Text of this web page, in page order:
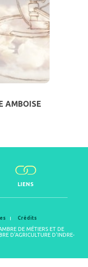
AMBOISE
LIENS
Crédits
DE MÉTIERS ET DE
D'AGRICULTURE D'INDRE-